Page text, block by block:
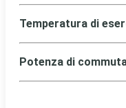
Temperatura di
Potenza di